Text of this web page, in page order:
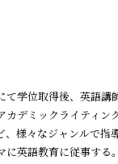
て学位取得後、英語講
デミックライティン
、様々なジャンルで指
英語教育に従事する